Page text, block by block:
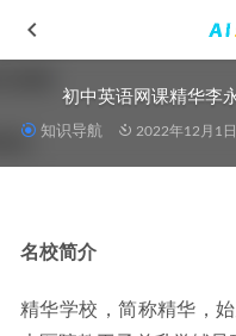
初中英语网课精华李
知识导航 2022年12月1
名校简介
精华学校，简称精华，
2024张艳平高三地理课